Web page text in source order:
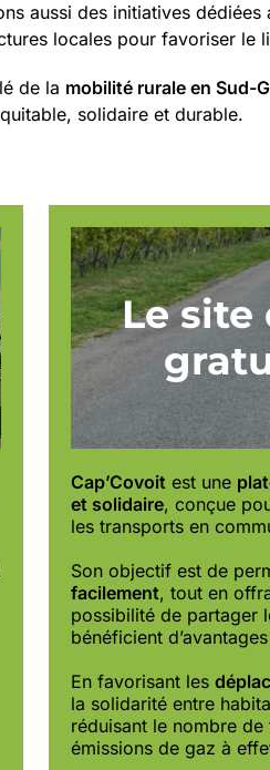
aussi des initiatives
locales pour favoriser le
de la mobilité rurale en Sud-
solidaire et durable.
Le site
Cap’Covoitest une
et solidaire, conçue
les transports en
Son objectif est de
facilement, tout en
possibilité de partager
bénéficient
En favorisant les
la solidarité entre
réduisant le nombre
émissions de gaz à